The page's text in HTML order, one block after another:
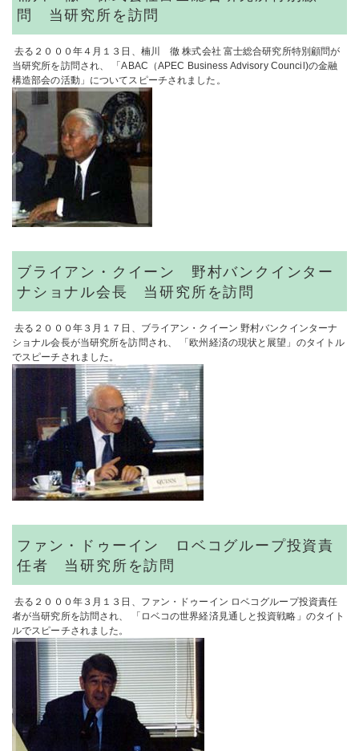
問 当研究所を訪問
去る２０００年４月１３日、楠川 徹 株式会社 富士総合研究所特別顧問が
当研究所を訪問され、 「ABAC（APEC Business Advisory Council)の金融
構造部会の活動」についてスピーチされました。
ブライアン・クイーン 野村バンクインター
ナショナル会長 当研究所を訪問
去る２０００年３月１７日、ブライアン・クイーン 野村バンクインターナ
ショナル会長が当研究所を訪問され、 「欧州経済の現状と展望」のタイトル
でスピーチされました。
ファン・ドゥーイン ロベコグループ投資責
任者 当研究所を訪問
去る２０００年３月１３日、ファン・ドゥーイン ロベコグループ投資責任
者が当研究所を訪問され、 「ロベコの世界経済見通しと投資戦略」のタイト
ルでスピーチされました。